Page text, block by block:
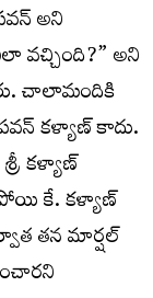
అని
వచ్చింది?” అని
చాలామందికి
కళ్యాణ్ కాదు.
కళ్యాణ్
కే. కళ్యాణ్
తన మార్షల్